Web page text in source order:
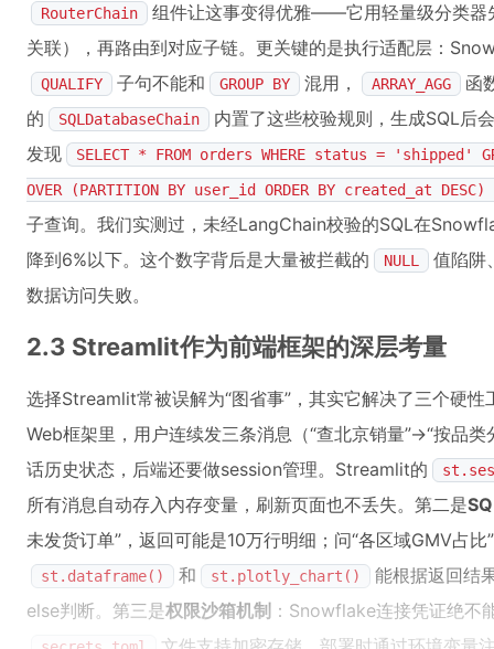
RouterChain
组件让这事变得优雅——它用轻量级分类器
关联），再路由到对应子链。更关键的是执行适配层：
QUALIFY 子句不能和 GROUP BY 混用， ARRAY_AGG
函
的
SQLDatabaseChain
内置了这些校验规则，生成SQL后
发现
SELECT * FROM orders WHERE status = 'shipped'
OVER (PARTITION BY user_id ORDER BY created_at
子查询。我们实测过，未经LangChain校验的SQL在
降到6%以下。这个数字背后是大量被拦截的
NULL
值陷阱
数据访问失败。
2.3 Streamlit作为前端框架的深层考量
选择Streamlit常被误解为“图省事”，其实它解决了三个硬性
Web框架里，用户连续发三条消息（“查北京销量”→“按品
话历史状态，后端还要做session管理。Streamlit的
所有消息自动存入内存变量，刷新页面也不丢失。第二是
未发货订单”，返回可能是10万行明细；问“各区域GMV占
st.dataframe() 和 st.plotly_chart()
能根据返回结
else判断。第三是权限沙箱机制 ：Snowflake连接凭证绝